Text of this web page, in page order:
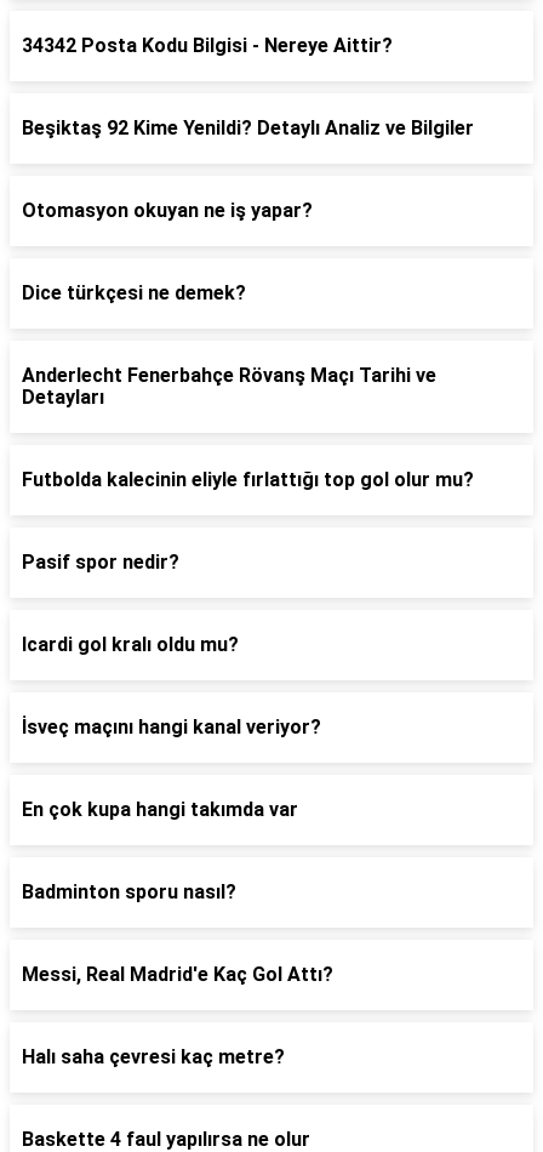
34342 Posta Kodu Bilgisi - Nereye Aittir?
Beşiktaş 92 Kime Yenildi? Detaylı Analiz ve Bilgiler
Otomasyon okuyan ne iş yapar?
Dice türkçesi ne demek?
Anderlecht Fenerbahçe Rövanş Maçı Tarihi ve
Detayları
Futbolda kalecinin eliyle fırlattığı top gol olur mu?
Pasif spor nedir?
Icardi gol kralı oldu mu?
İsveç maçını hangi kanal veriyor?
En çok kupa hangi takımda var
Badminton sporu nasıl?
Messi, Real Madrid'e Kaç Gol Attı?
Halı saha çevresi kaç metre?
Baskette 4 faul yapılırsa ne olur